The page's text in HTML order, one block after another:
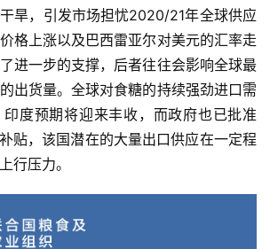
旱，引发市场担忧2020/21年全球供应
格上涨以及巴西雷亚尔对美元的汇率走
进一步的支撑，后者往往会影响全球最
出货量。全球对食糖的持续强劲进口需
度预期将迎来丰收，而政府也已批准
贴，该国潜在的大量出口供应在一定程
行压力。